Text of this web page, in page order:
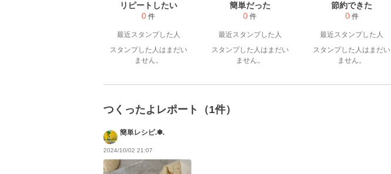
リピートしたい
0 件
最近スタンプした人
スタンプした人はまだい
ません。
簡単だった
0 件
最近スタンプした人
スタンプした人はまだい
ません。
節約できた
0 件
最近スタンプした人
スタンプした人はまだい
ません。
つくったよレポート（1件）
簡単レシピ.✽.
2024/10/02 21:07